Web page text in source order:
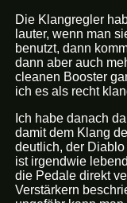
Die Klangregler
lauter, wenn man
benutzt, dann
dann aber auch
cleanen Booster
ich es als recht
Ich habe danach
damit dem Klang
deutlich, der
ist irgendwie
die Pedale direkt
Verstärkern